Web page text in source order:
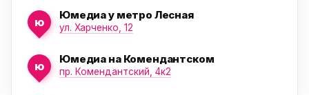
ю
Юмедиа у метро Лесная
ул. Харченко, 12
ю
Юмедиа на Комендантском
пр. Комендантский, 4к2